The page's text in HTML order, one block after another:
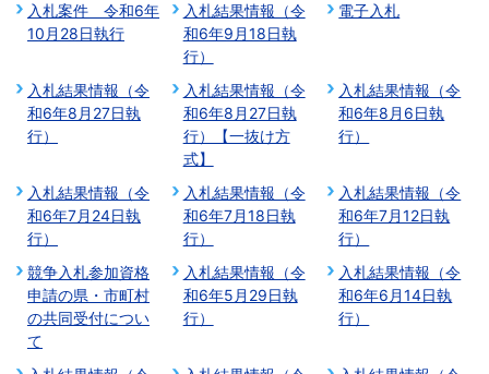
入札案件 令和6年
10月28日執行
入札結果情報（令
和6年9月18日執
行）
電子入札
入札結果情報（令
和6年8月27日執
行）
入札結果情報（令
和6年8月27日執
行）【一抜け方
式】
入札結果情報（令
和6年8月6日執
行）
入札結果情報（令
和6年7月24日執
行）
入札結果情報（令
和6年7月18日執
行）
入札結果情報（令
和6年7月12日執
行）
競争入札参加資格
申請の県・市町村
の共同受付につい
て
入札結果情報（令
和6年5月29日執
行）
入札結果情報（令
和6年6月14日執
行）